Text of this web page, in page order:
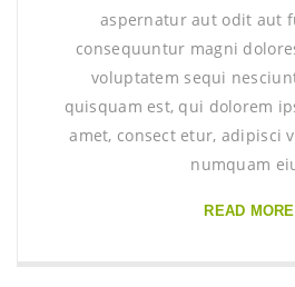
aspernatur aut odit aut
consequuntur magni
voluptatem sequi
quisquam est, qui dolorem
amet, consect etur, adipisci
numquam
READ MORE